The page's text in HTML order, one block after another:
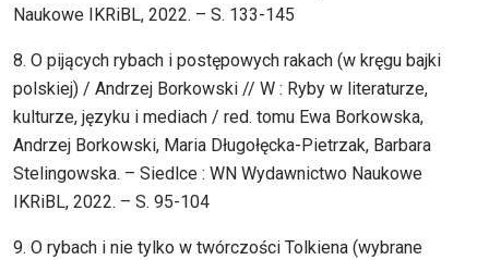
Naukowe IKRiBL, 2022. – S. 133-145
8. O pijących rybach i postępowych rakach (w kręgu bajki
polskiej) / Andrzej Borkowski // W : Ryby w literaturze,
kulturze, języku i mediach / red. tomu Ewa Borkowska,
Andrzej Borkowski, Maria Długołęcka-Pietrzak, Barbara
Stelingowska. – Siedlce : WN Wydawnictwo Naukowe
IKRiBL, 2022. – S. 95-104
9. O rybach i nie tylko w twórczości Tolkiena (wybrane